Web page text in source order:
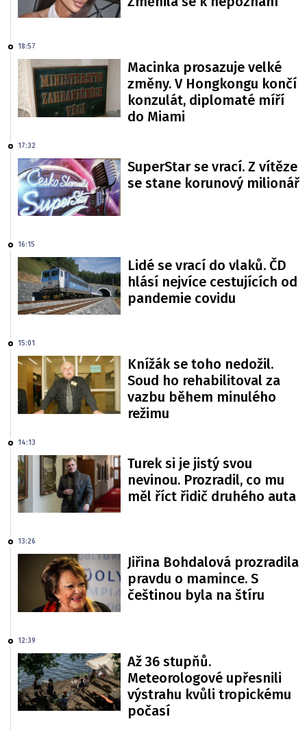
18:57
Macinka prosazuje velké
změny. V Hongkongu končí
konzulát, diplomaté míří
do Miami
17:32
SuperStar se vrací. Z vítěze
se stane korunový milionář
16:15
Lidé se vrací do vlaků. ČD
hlásí nejvíce cestujících od
pandemie covidu
15:01
Knížák se toho nedožil.
Soud ho rehabilitoval za
vazbu během minulého
režimu
14:13
Turek si je jistý svou
nevinou. Prozradil, co mu
měl říct řidič druhého auta
13:26
Jiřina Bohdalová prozradila
pravdu o mamince. S
češtinou byla na štíru
12:39
Až 36 stupňů.
Meteorologové upřesnili
výstrahu kvůli tropickému
počasí